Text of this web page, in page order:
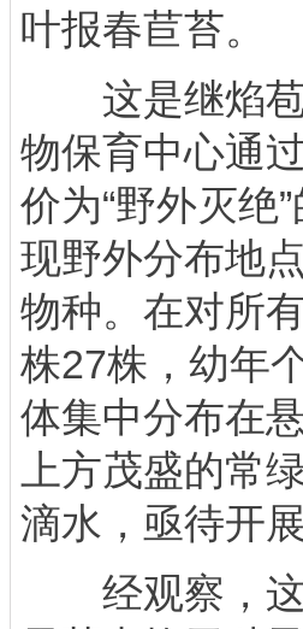
叶报春苣苔。
这是继焰苞
物保育中心通
价为“野外灭绝
现野外分布地
物种。在对所
株27株，幼年
体集中分布在
上方茂盛的常
滴水，亟待开
经观察，这